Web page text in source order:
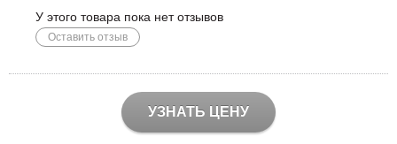
У этого товара пока нет отзывов
Оставить отзыв
УЗНАТЬ ЦЕНУ